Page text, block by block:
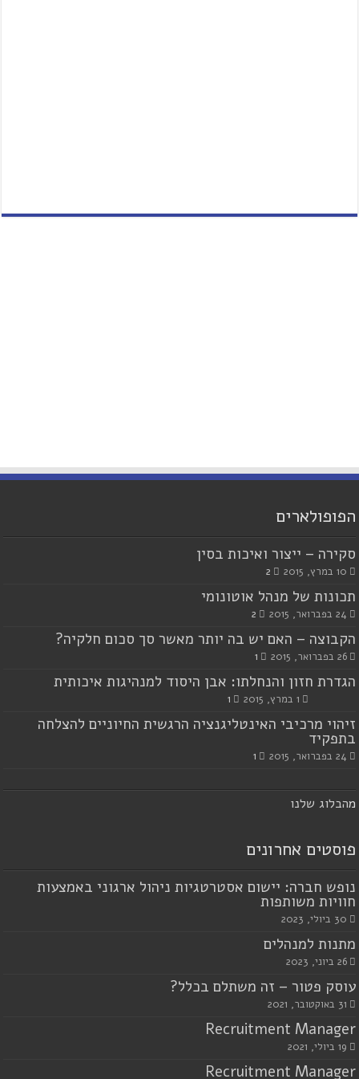
הפופולארים
סקירה – ייצור ואיכות בסין
10 במרץ, 2015 2
תכונות של מנהל אוטונומי
24 בפברואר, 2015 2
הקבוצה – האם יש בה יותר מאשר סך סכום חלקיה?
26 בפברואר, 2015 1
הגדרת חזון והנחלתו: אבן היסוד למנהיגות איכותית
1 במרץ, 2015 1
זיהוי מרכיבי האינטליגנציה הרגשית החיוניים להצלחה
בתפקיד
24 בפברואר, 2015 1
מהבלוג שלנו
פוסטים אחרונים
נופש חברה: יישום אסטרטגיות ניהול ארגוני באמצעות
חוויות משותפות
30 ביולי, 2023
מתנות למנהלים
26 ביוני, 2023
עוסק פטור – זה משתלם בכלל?
31 באוקטובר, 2021
Recruitment Manager
19 ביולי, 2021
Recruitment Manager